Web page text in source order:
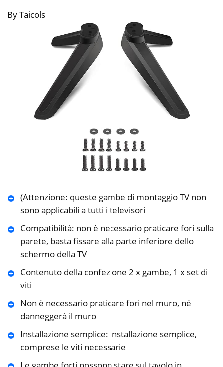
By Taicols
(Attenzione: queste gambe di montaggio TV non
sono applicabili a tutti i televisori
Compatibilità: non è necessario praticare fori sulla
parete, basta fissare alla parte inferiore dello
schermo della TV
Contenuto della confezione 2 x gambe, 1 x set di
viti
Non è necessario praticare fori nel muro, né
danneggerà il muro
Installazione semplice: installazione semplice,
comprese le viti necessarie